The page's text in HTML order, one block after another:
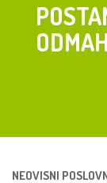
NEOVISNI